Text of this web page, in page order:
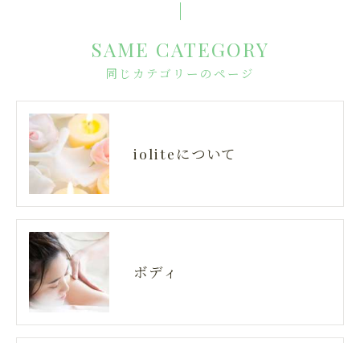
同じカテゴリーのページ
SAME CATEGORY
ioliteについて
ボディ